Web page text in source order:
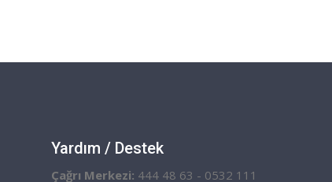
Yardım / Destek
Çağrı Merkezi: 444 48 63 - 0532 111